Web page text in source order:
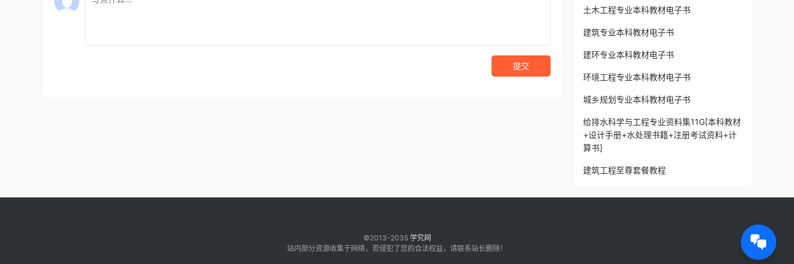
提交
土木工程专业本科教材电子书
建筑专业本科教材电子书
建环专业本科教材电子书
环境工程专业本科教材电子书
城乡规划专业本科教材电子书
给排水科学与工程专业资料集11G[本科教材
+设计手册+水处理书籍+注册考试资料+计
算书]
建筑工程至尊套餐教程
©2013-2035 学究网
站内部分资源收集于网络，若侵犯了您的合法权益，请联系站长删除！